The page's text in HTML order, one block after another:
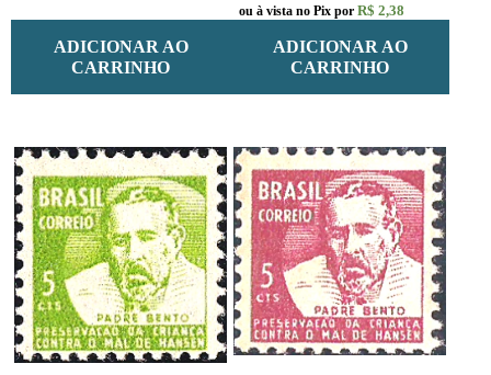
ADICIONAR AO
CARRINHO
ou à vista no Pix por R$ 2,38
ADICIONAR AO
CARRINHO